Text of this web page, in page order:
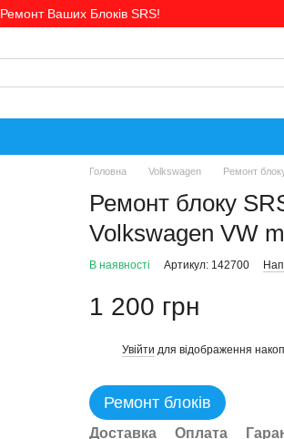
Ремонт Ваших Блоків SRS!
Головна Volkswagen Ремонт
Ремонт блоку
Volkswagen VW
В наявності Артикул: 142700
1 200 грн
Увійти для відображення
Ремонт блоків
Доставка Оплата